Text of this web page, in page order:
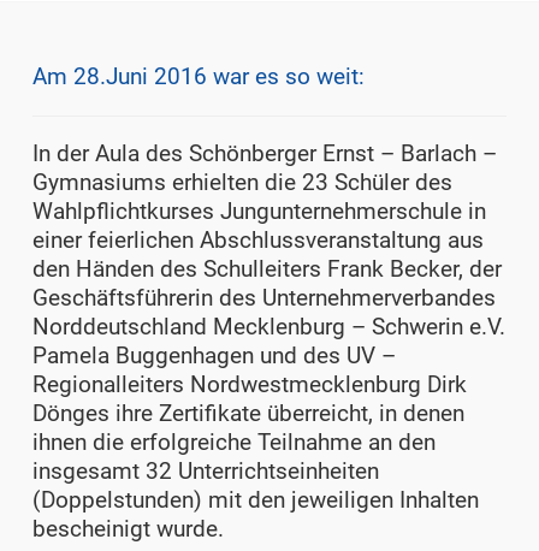
Am 28.Juni 2016 war es so weit:
In der Aula des Schönberger Ernst – Barlach –
Gymnasiums erhielten die 23 Schüler des
Wahlpflichtkurses Jungunternehmerschule in
einer feierlichen Abschlussveranstaltung aus
den Händen des Schulleiters Frank Becker, der
Geschäftsführerin des Unternehmerverbandes
Norddeutschland Mecklenburg – Schwerin e.V.
Pamela Buggenhagen und des UV –
Regionalleiters Nordwestmecklenburg Dirk
Dönges ihre Zertifikate überreicht, in denen
ihnen die erfolgreiche Teilnahme an den
insgesamt 32 Unterrichtseinheiten
(Doppelstunden) mit den jeweiligen Inhalten
bescheinigt wurde.